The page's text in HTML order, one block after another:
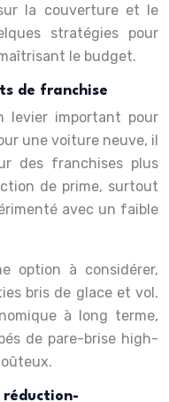
la couverture et le
stratégies pour
le budget.
de franchise
levier important pour
une voiture neuve, il
des franchises plus
de prime, surtout
avec un faible
option à considérer,
bris de glace et vol.
à long terme,
de pare-brise high-
réduction-